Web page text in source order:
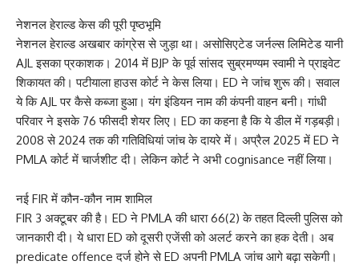
नेशनल हेराल्ड केस की पूरी पृष्ठभूमि
नेशनल हेराल्ड अखबार कांग्रेस से जुड़ा था। असोसिएटेड जर्नल्स लिमिटेड यानी
AJL इसका प्रकाशक। 2014 में BJP के पूर्व सांसद सुब्रमण्यम स्वामी ने प्राइवेट
शिकायत की। पटीयाला हाउस कोर्ट ने केस लिया। ED ने जांच शुरू की। सवाल
ये कि AJL पर कैसे कब्जा हुआ। यंग इंडियन नाम की कंपनी वाहन बनी। गांधी
परिवार ने इसके 76 फीसदी शेयर लिए। ED का कहना है कि ये डील में गड़बड़ी।
2008 से 2024 तक की गतिविधियां जांच के दायरे में। अप्रैल 2025 में ED ने
PMLA कोर्ट में चार्जशीट दी। लेकिन कोर्ट ने अभी cognisance नहीं लिया।
नई FIR में कौन-कौन नाम शामिल
FIR 3 अक्टूबर की है। ED ने PMLA की धारा 66(2) के तहत दिल्ली पुलिस को
जानकारी दी। ये धारा ED को दूसरी एजेंसी को अलर्ट करने का हक देती। अब
predicate offence दर्ज होने से ED अपनी PMLA जांच आगे बढ़ा सकेगी।